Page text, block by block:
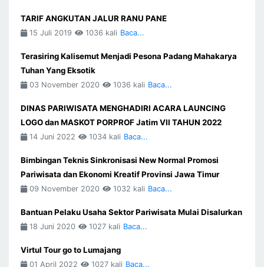
TARIF ANGKUTAN JALUR RANU PANE
15 Juli 2019 1036 kali Baca...
Terasiring Kalisemut Menjadi Pesona Padang Mahakarya
Tuhan Yang Eksotik
03 November 2020 1036 kali Baca...
DINAS PARIWISATA MENGHADIRI ACARA LAUNCING
LOGO dan MASKOT PORPROF Jatim VII TAHUN 2022
14 Juni 2022 1034 kali Baca...
Bimbingan Teknis Sinkronisasi New Normal Promosi
Pariwisata dan Ekonomi Kreatif Provinsi Jawa Timur
09 November 2020 1032 kali Baca...
Bantuan Pelaku Usaha Sektor Pariwisata Mulai Disalurkan
18 Juni 2020 1027 kali Baca...
Virtul Tour go to Lumajang
01 April 2022 1027 kali Baca...